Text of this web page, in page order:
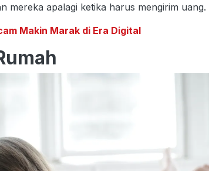
mereka apalagi ketika harus mengirim uang.
Makin Marak di Era Digital